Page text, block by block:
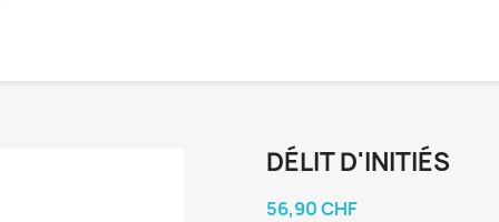
DÉLIT D'INITIÉS
56,90 CHF